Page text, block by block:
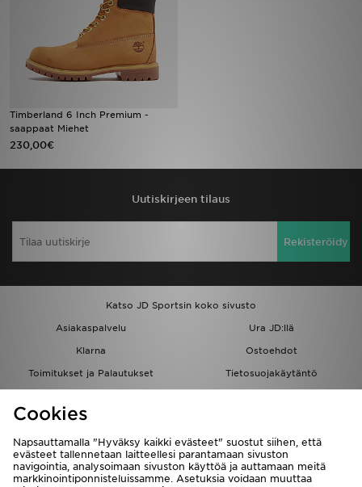
Timberland 6 Inch Premium -
saappaat Miehet
230,00€
Uutiskirjeen tilaus
Rekisteröidy
Katso JD Sportsin koko sivusto
Asiakaspalvelu
Ura JD:llä
Klarna
Ostoehdot
Toimitukset ja Palautukset
Tietosuojakäytäntö
Löydä myymälä
Kumppanuusohjelma
JD Blog
Tuotemerkit
Jalkapallo
Minun JD
Asiakaspalvelu ja tietoa
Cookies
Napsauttamalla "Hyväksy kaikki evästeet" suostut siihen, että
evästeet tallennetaan laitteellesi parantamaan sivuston
navigointia, analysoimaan sivuston käyttöä ja auttamaan meitä
markkinointiponnisteluissamme. Asetuksia voidaan muuttaa